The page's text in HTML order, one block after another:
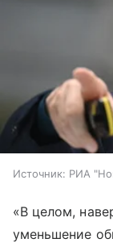
Источник: РИА
«В целом,
уменьшение